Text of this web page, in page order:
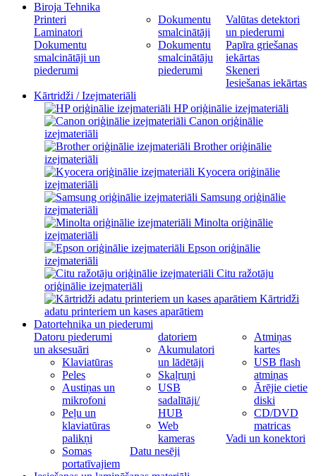
Biroja Tehnika
Printeri
Laminatori
Dokumentu
smalcinātāji un
piederumi
Dokumentu
smalcinātāji
Dokumentu
smalcinātāju
piederumi
Valūtas detektori
un piederumi
Papīra griešanas
iekārtas
Skeneri
Iesiešanas iekārtas
Kārtridži / Izejmateriāli
HP oriģinālie izejmateriāli
Canon oriģinālie
izejmateriāli
Brother oriģinālie
izejmateriāli
Kyocera oriģinālie
izejmateriāli
Samsung oriģinālie
izejmateriāli
Minolta oriģinālie
izejmateriāli
Epson oriģinālie
izejmateriāli
Citu ražotāju
oriģinālie izejmateriāli
Kārtridži
adatu printeriem un kases aparātiem
Datortehnika un piederumi
Datoru piederumi
un aksesuāri
Klaviatūras
Peles
Austiņas un
mikrofoni
Peļu un
klaviatūras
palikņi
Somas
portatīvajiem
datoriem
Akumulatori
un lādētāji
Skaļruņi
USB
sadalītāji/
HUB
Web
kameras
Datu nesēji
Atmiņas
kartes
USB flash
atmiņas
Ārējie cietie
diski
CD/DVD
matricas
Vadi un konektori